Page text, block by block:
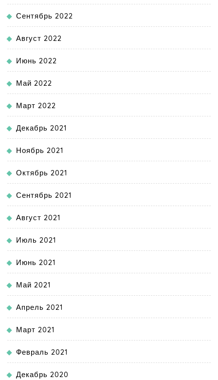
Сентябрь 2022
Август 2022
Июнь 2022
Май 2022
Март 2022
Декабрь 2021
Ноябрь 2021
Октябрь 2021
Сентябрь 2021
Август 2021
Июль 2021
Июнь 2021
Май 2021
Апрель 2021
Март 2021
Февраль 2021
Декабрь 2020